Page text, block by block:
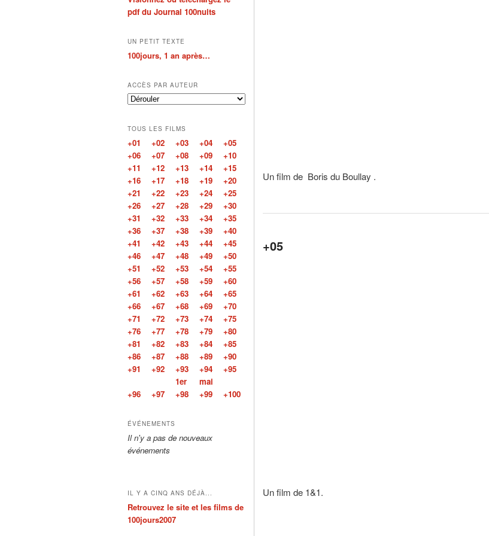
Un film de Boris du Boullay .
+05
Un film de 1&1.
pdf du Journal 100nuits
UN PETIT TEXTE
100jours, 1 an après…
ACCÈS PAR AUTEUR
TOUS LES FILMS
+01 +02 +03 +04
+05
+06
+07 +08 +09
+10
+11
+12 +13 +14
+15
+16
+17 +18 +19
+20
+21
+22 +23 +24
+25
+26
+27 +28 +29
+30
+31
+32 +33 +34
+35
+36
+37 +38 +39
+40
+41
+42 +43 +44
+45
+46
+47 +48 +49
+50
+51
+52 +53 +54
+55
+56
+57 +58 +59
+60
+61
+62 +63 +64
+65
+66
+67 +68 +69
+70
+71
+72 +73 +74
+75
+76
+77 +78 +79
+80
+81
+82 +83 +84
+85
+86
+87 +88 +89
+90
+91
+92 +93 +94
+95
1er
mai
+96
+97 +98 +99 +100
ÉVÉNEMENTS
Il n'y a pas de nouveaux
événements
IL Y A CINQ ANS DÉJÀ...
Retrouvez le site et les films de
100jours2007